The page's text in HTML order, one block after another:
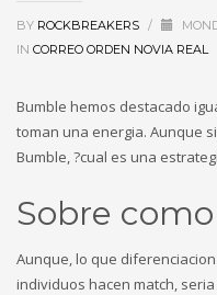
BY ROCKBREAKERS /
IN CORREO ORDEN NOVIA REAL
Bumble hemos destacado
toman una energia. Aunque
Bumble, ?cual es una
Sobre
Aunque, lo que
individuos hacen match,